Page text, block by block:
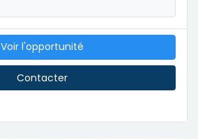
Voir l'opportunité
Contacter